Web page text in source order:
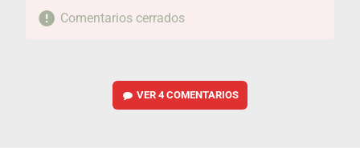
Comentarios cerrados
VER4 COMENTARIOS